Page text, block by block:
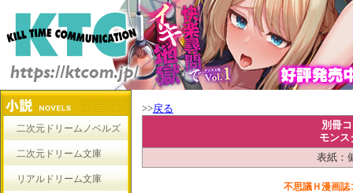
二次元ドリームノベルズ
二次元ドリーム文庫
リアルドリーム文庫
>>戻る
別冊
モンス
表紙：
不思議Ｈ漫画誌